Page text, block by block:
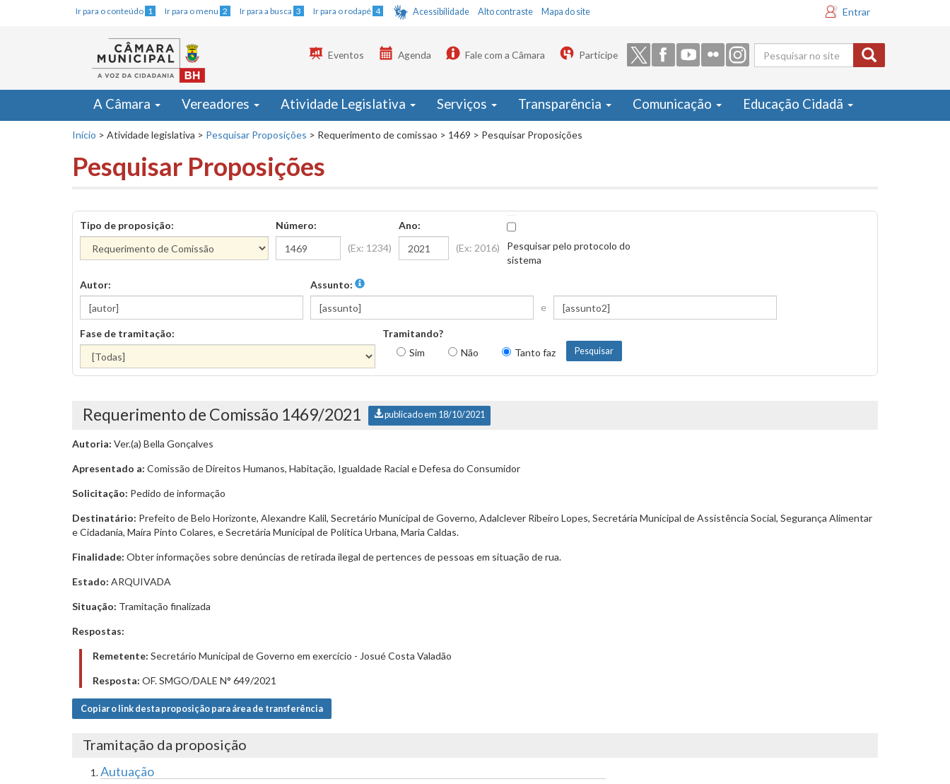
Ir para o conteúdo 1 Ir para o menu 2 Ir para a busca 3 Ir para o rodapé 4 Acessibilidade Alto contraste Mapa do site Entrar
Formulário
de busca
Eventos Agenda Fale com a Câmara Participe
A Câmara Vereadores Atividade Legislativa Serviços Transparência Comunicação Educação Cidadã
Início > Atividade legislativa > Pesquisar Proposições > Requerimento de comissao > 1469 > Pesquisar Proposições
Pesquisar Proposições
Tipo de proposição:
Número:
(Ex: 1234)
Ano:
(Ex: 2016)
Pesquisar pelo protocolo do
sistema
Autor:
Assunto:
e
Fase de tramitação:
Tramitando?
Sim
Não Tanto faz
Requerimento de Comissão 1469/2021 publicado em 18/10/2021
Autoria: Ver.(a) Bella Gonçalves
Apresentado a: Comissão de Direitos Humanos, Habitação, Igualdade Racial e Defesa do Consumidor
Solicitação: Pedido de informação
Destinatário: Prefeito de Belo Horizonte, Alexandre Kalil, Secretário Municipal de Governo, Adalclever Ribeiro Lopes, Secretária Municipal de Assistência Social, Segurança Alimentar
e Cidadania, Maíra Pinto Colares, e Secretária Municipal de Política Urbana, Maria Caldas.
Finalidade: Obter informações sobre denúncias de retirada ilegal de pertences de pessoas em situação de rua.
Estado: ARQUIVADA
Situação: Tramitação finalizada
Respostas:
Remetente: Secretário Municipal de Governo em exercício - Josué Costa Valadão
Resposta: OF. SMGO/DALE N° 649/2021
Copiar o link desta proposição para área de transferência
Tramitação da proposição
Autuação